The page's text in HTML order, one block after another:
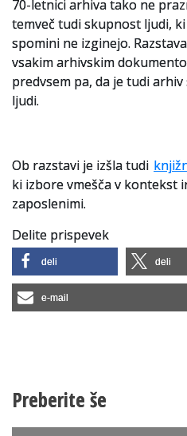
70-letnici arhiva tako ne
temveč tudi skupnost ljudi,
spomini ne izginejo.
vsakim arhivskim
predvsem pa, da je tudi
ljudi.
Ob razstavi je izšla tudi
ki izbore vmešča v kontekst
zaposlenimi.
Delite prispevek
deli deli
e-mail
Preberite še